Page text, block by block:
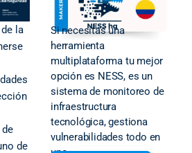
la
de
Si necesitas una
herramienta
multiplataforma tu mejor
opción es NESS, es un
sistema de monitoreo de
infraestructura
tecnológica, gestiona
vulnerabilidades todo en